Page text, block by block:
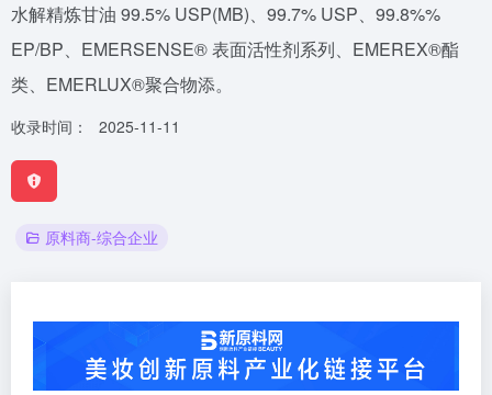
水解精炼甘油 99.5% USP(MB)、99.7% USP、99.8%%
EP/BP、EMERSENSE® 表面活性剂系列、EMEREX®酯
类、EMERLUX®聚合物添。
收录时间： 2025-11-11
原料商-综合企业